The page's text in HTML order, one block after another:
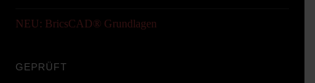
NEU: BricsCAD® Grundlagen
GEPRÜFT